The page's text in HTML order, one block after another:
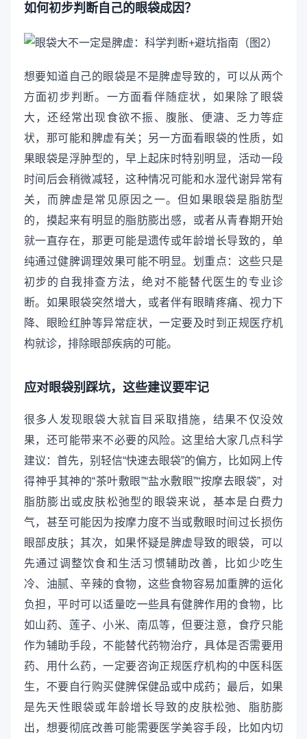
如何初步判断自己的眼袋成因？
想要知道自己的眼袋是不是脾虚导致的，可以从两个
方面初步判断。一方面看伴随症状，如果除了眼袋
大，还经常出现食欲不振、腹胀、便溏、乏力等症
状，那可能和脾虚有关；另一方面看眼袋的性质，如
果眼袋是浮肿型的，早上起床时特别明显，活动一段
时间后会稍微减轻，这种情况可能和水湿代谢异常有
关，而脾虚是常见原因之一。但如果眼袋是脂肪型
的，摸起来有明显的脂肪膨出感，或者从青春期开始
就一直存在，那更可能是遗传或年龄增长导致的，单
纯通过健脾调理效果可能不明显。划重点：这些只是
初步的自我排查方法，绝对不能替代医生的专业诊
断。如果眼袋突然增大，或者伴有眼睛疼痛、视力下
降、眼睑红肿等异常症状，一定要及时到正规医疗机
构就诊，排除眼部疾病的可能。
应对眼袋别踩坑，这些建议要牢记
很多人发现眼袋大就盲目采取措施，结果不仅没效
果，还可能带来不必要的风险。这里给大家几点科学
建议：首先，别轻信“快速去眼袋”的偏方，比如网上传
得神乎其神的“茶叶敷眼”“盐水敷眼”“按摩去眼袋”，对
脂肪膨出或皮肤松弛型的眼袋来说，基本是白费力
气，甚至可能因为按摩力度不当或敷眼时间过长损伤
眼部皮肤；其次，如果怀疑是脾虚导致的眼袋，可以
先通过调整饮食和生活习惯辅助改善，比如少吃生
冷、油腻、辛辣的食物，这些食物容易加重脾的运化
负担，平时可以适量吃一些具有健脾作用的食物，比
如山药、莲子、小米、南瓜等，但要注意，食疗只能
作为辅助手段，不能替代药物治疗，具体是否需要用
药、用什么药，一定要咨询正规医疗机构的中医科医
生，不要自行购买健脾保健品或中成药；最后，如果
是先天性眼袋或年龄增长导致的皮肤松弛、脂肪膨
出，想要彻底改善可能需要医学美容手段，比如内切